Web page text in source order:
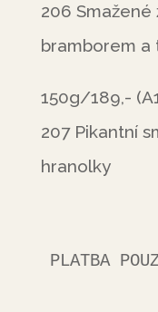
206 Smažené
bramborem a
150g/189,-
207 Pikantní
hranolky
PLATBA